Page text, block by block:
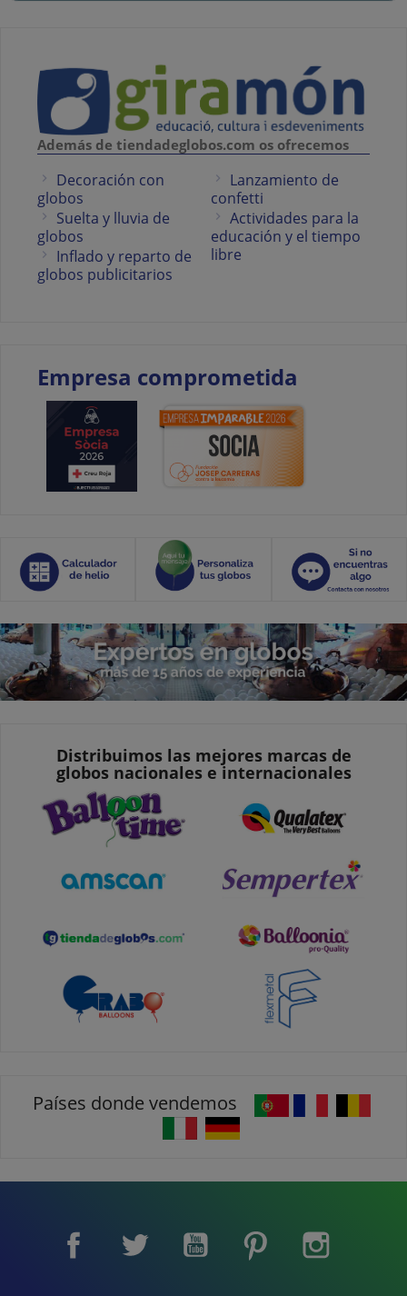
Además de tiendadeglobos.com os ofrecemos
Decoración con
globos
Suelta y lluvia de
globos
Inflado y reparto de
globos publicitarios
Lanzamiento de
confetti
Actividades para la
educación y el tiempo
libre
Empresa comprometida
Distribuimos las mejores marcas de
globos nacionales e internacionales
Países donde vendemos
Facebook Twitter YouTube Pinterest